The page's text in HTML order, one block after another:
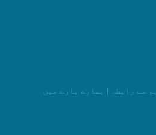
ہم سے رابطہ ہمارے بارے میں